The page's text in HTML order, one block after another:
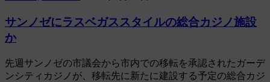
サンノゼにラスベガススタイルの総合カジノ施設
か
先週サンノゼの市議会から市内での移転を承認されたガーデ
ンシティカジノが、移転先に新たに建設する予定の総合カジ